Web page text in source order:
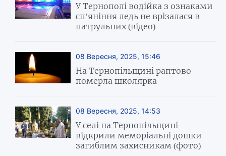
У Тернополі водійка з ознаками
сп’яніння ледь не врізалася в
патрульних (відео)
08 Вересня, 2025, 15:46
На Тернопільщині раптово
померла школярка
08 Вересня, 2025, 14:53
У селі на Тернопільщині
відкрили меморіальні дошки
загиблим захисникам (фото)